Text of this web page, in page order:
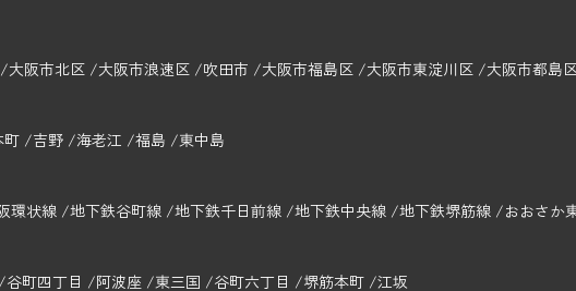
大阪市北区 大阪市浪速区 吹田市 大阪市福島区 大阪市東淀川区 大阪市都島
町 吉野 海老江 福島 東中島
環状線 地下鉄谷町線 地下鉄千日前線 地下鉄中央線 地下鉄堺筋線 おおさか
谷町四丁目 阿波座 東三国 谷町六丁目 堺筋本町 江坂